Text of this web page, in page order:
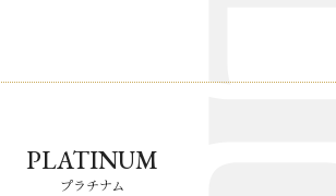
PLATINUM
プラチナム